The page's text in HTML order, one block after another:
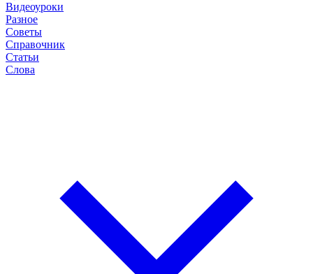
Видеоуроки
Разное
Советы
Справочник
Статьи
Слова